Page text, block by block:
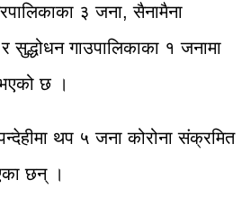
३ जना, सैनामैना
सुद्धोधन गाउपालिकाका १ जनामा
छ ।
थप ५ जना कोरोना संक्रमित
छन् ।